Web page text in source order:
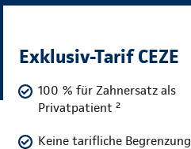
Exklusiv-Tarif CEZE
100 % für Zahnersatz als
Privatpatient ²
Keine tarifliche Begrenzung